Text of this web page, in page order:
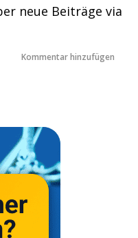
neue Beiträge via